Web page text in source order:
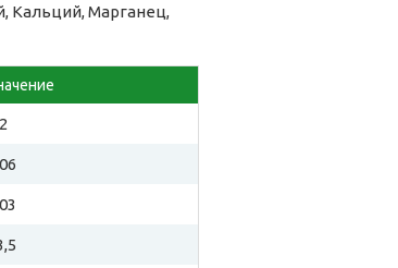
Кальций, Марганец,